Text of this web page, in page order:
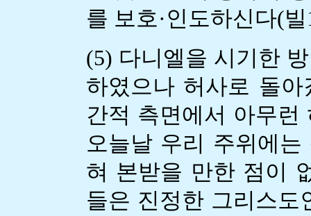
를 보호·인도하신다(빌
(5) 다니엘을 시기한
하였으나 허사로 돌아
간적 측면에서 아무런
오늘날 우리 주위에
혀 본받을 만한 점이
들은 진정한 그리스도